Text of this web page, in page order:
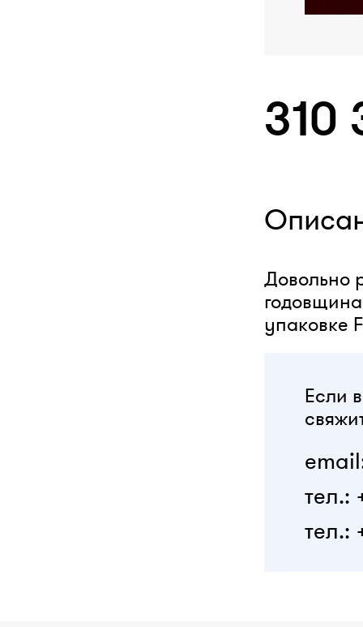
310
Довольно
упаковке
Если
тел.:
тел.: